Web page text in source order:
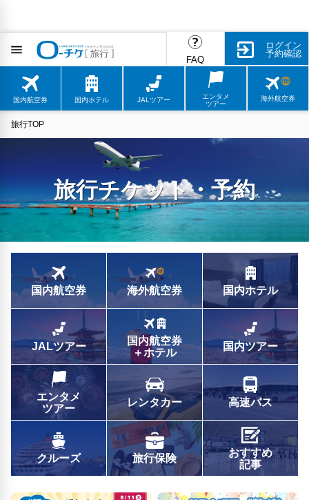
FAQ
ログイン
予約確認
国内航空券 国内ホテル JALツアー
エンタメ
ツアー
海外航空券
旅行TOP
旅行チケット・予約
国内航空券 海外航空券 国内ホテル
JALツアー
国内航空券
＋ホテル
国内ツアー
エンタメ
ツアー
レンタカー 高速バス
クルーズ 旅行保険
おすすめ
記事